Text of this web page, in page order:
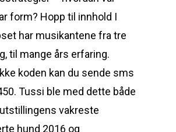
form? Hopp til innhold I
har musikantene fra tre
til mange års erfaring.
koden kan du sende sms
Tussi ble med dette både
vakreste
hund 2016 og